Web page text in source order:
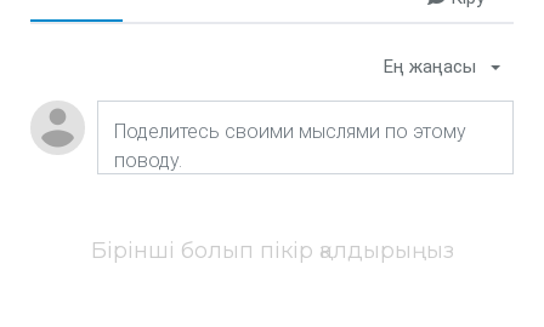
Ең жаңасы
Бірінші болып пікір қалдырыңыз